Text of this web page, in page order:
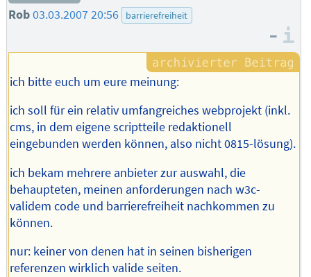
Rob03.03.2007 20:56 barrierefreiheit
–
ich bitte euch um eure meinung:
ich soll für ein relativ umfangreiches webprojekt (inkl.
cms, in dem eigene scriptteile redaktionell
eingebunden werden können, also nicht 0815-lösung).
ich bekam mehrere anbieter zur auswahl, die
behaupteten, meinen anforderungen nach w3c-
validem code und barrierefreiheit nachkommen zu
können.
nur: keiner von denen hat in seinen bisherigen
referenzen wirklich valide seiten.